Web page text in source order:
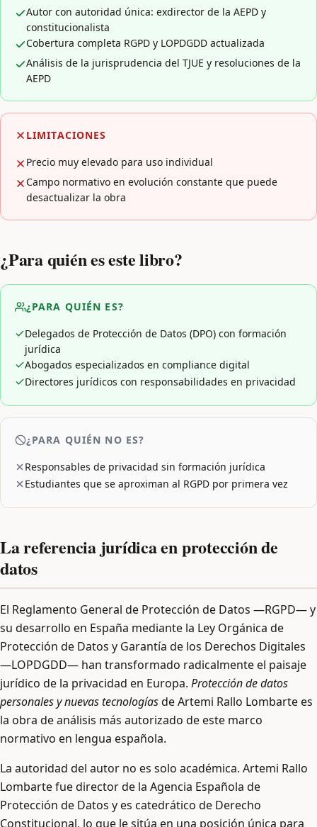
Autor con autoridad única: exdirector de la AEPD y
constitucionalista
Cobertura completa RGPD y LOPDGDD actualizada
Análisis de la jurisprudencia del TJUE y resoluciones de la
AEPD
LIMITACIONES
Precio muy elevado para uso individual
Campo normativo en evolución constante que puede
desactualizar la obra
¿Para quién es este libro?
¿PARA QUIÉN ES?
Delegados de Protección de Datos (DPO) con formación
jurídica
Abogados especializados en compliance digital
Directores jurídicos con responsabilidades en privacidad
¿PARA QUIÉN NO ES?
Responsables de privacidad sin formación jurídica
Estudiantes que se aproximan al RGPD por primera vez
La referencia jurídica en protección de
datos
El Reglamento General de Protección de Datos —RGPD— y
su desarrollo en España mediante la Ley Orgánica de
Protección de Datos y Garantía de los Derechos Digitales
—LOPDGDD— han transformado radicalmente el paisaje
jurídico de la privacidad en Europa. Protección de datos
personales y nuevas tecnologíasde Artemi Rallo Lombarte es
la obra de análisis más autorizado de este marco
normativo en lengua española.
La autoridad del autor no es solo académica. Artemi Rallo
Lombarte fue director de la Agencia Española de
Protección de Datos y es catedrático de Derecho
Constitucional, lo que le sitúa en una posición única para